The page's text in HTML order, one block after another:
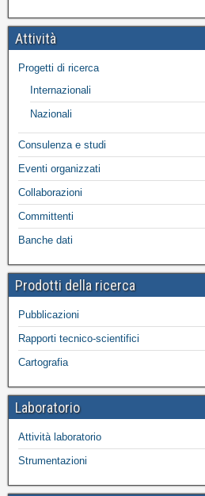
Attività
Progetti di ricerca
Internazionali
Nazionali
Consulenza e studi
Eventi organizzati
Collaborazioni
Committenti
Banche dati
Prodotti della ricerca
Pubblicazioni
Rapporti tecnico-scientifici
Cartografia
Laboratorio
Attività laboratorio
Strumentazioni